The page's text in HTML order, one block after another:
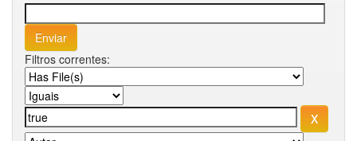
Filtros correntes: